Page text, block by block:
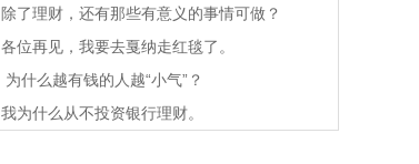
美柚20号于2716天前,以1495.00元单价成交
美柚38号于2719天前,以1500.00元单价成交
美柚10号于2719天前,以2000.00元单价成交
美柚8号于2721天前,以1490.00元单价成交
除了理财，还有那些有意义的事情可做？
各位再见，我要去戛纳走红毯了。
为什么越有钱的人越“小气”？
我为什么从不投资银行理财。